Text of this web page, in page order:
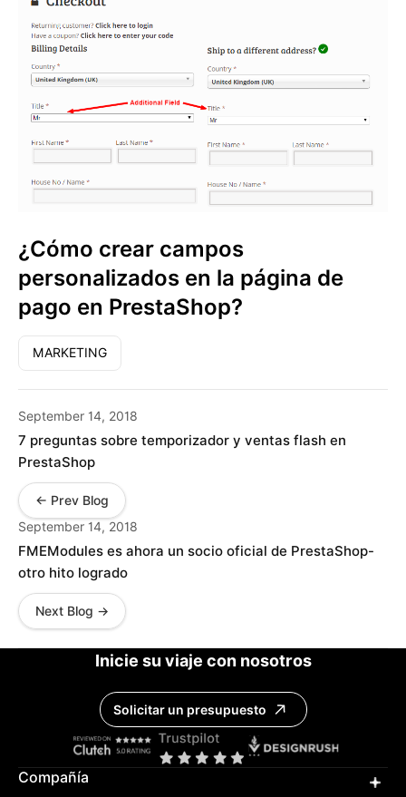
¿Cómo crear campos
personalizados en la página de
pago en PrestaShop?
MARKETING
September 14, 2018
7 preguntas sobre temporizador y ventas flash en
PrestaShop
← Prev Blog
September 14, 2018
FMEModules es ahora un socio oficial de PrestaShop-
otro hito logrado
Next Blog →
Inicie su viaje con nosotros
Solicitar un presupuesto
Compañía